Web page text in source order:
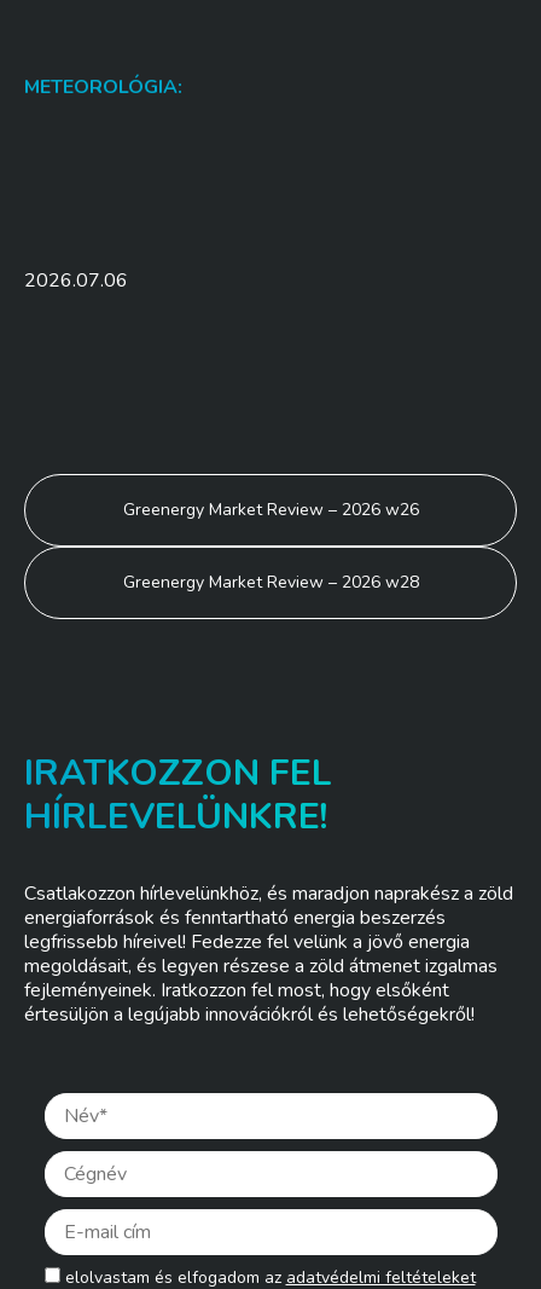
METEOROLÓGIA:
2026.07.06
BEJEGYZÉS
NAVIGÁCIÓ
Greenergy Market Review – 2026 w26
Greenergy Market Review – 2026 w28
IRATKOZZON FEL
HÍRLEVELÜNKRE!
Csatlakozzon hírlevelünkhöz, és maradjon naprakész a zöld
energiaforrások és fenntartható energia beszerzés
legfrissebb híreivel! Fedezze fel velünk a jövő energia
megoldásait, és legyen részese a zöld átmenet izgalmas
fejleményeinek. Iratkozzon fel most, hogy elsőként
értesüljön a legújabb innovációkról és lehetőségekről!
elolvastam és elfogadom az adatvédelmi feltételeket